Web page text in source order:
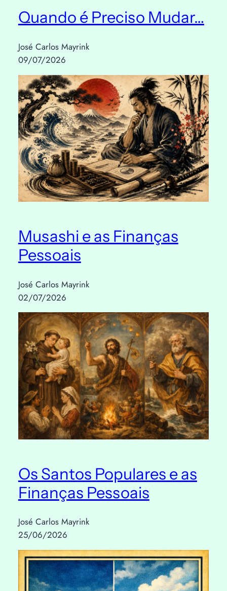
Quando é Preciso Mudar…
José Carlos Mayrink
09/07/2026
Musashi e as Finanças
Pessoais
José Carlos Mayrink
02/07/2026
Os Santos Populares e as
Finanças Pessoais
José Carlos Mayrink
25/06/2026